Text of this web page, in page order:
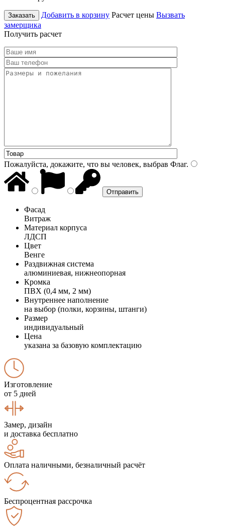
Заказать Добавить в корзину Расчет цены Вызвать
замерщика
Получить расчет
Пожалуйста, докажите, что вы человек, выбрав Флаг.
Фасад
Витраж
Материал корпуса
ЛДСП
Цвет
Венге
Раздвижная система
алюминиевая, нижнеопорная
Кромка
ПВХ (0,4 мм, 2 мм)
Внутреннее наполнение
на выбор (полки, корзины, штанги)
Размер
индивидуальный
Цена
указана за базовую комплектацию
Изготовление
от 5 дней
Замер, дизайн
и доставка бесплатно
Оплата наличными, безналичный расчёт
Беспроцентная рассрочка